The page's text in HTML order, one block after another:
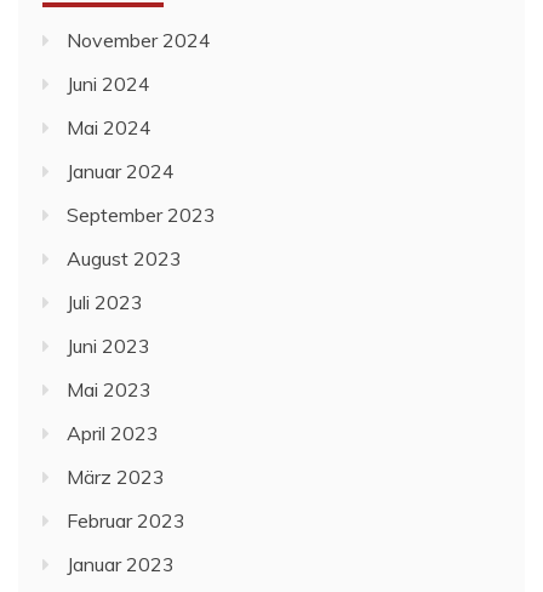
November 2024
Juni 2024
Mai 2024
Januar 2024
September 2023
August 2023
Juli 2023
Juni 2023
Mai 2023
April 2023
März 2023
Februar 2023
Januar 2023